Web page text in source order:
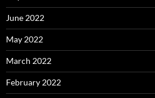
June 2022
May 2022
March 2022
February 2022